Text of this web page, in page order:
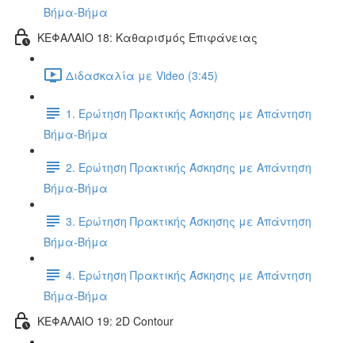
Βήμα-Βήμα
ΚΕΦΑΛΑΙΟ 18: Καθαρισμός Επιφάνειας
Διδασκαλία με Video (3:45)
1. Ερώτηση Πρακτικής Άσκησης με Απάντηση
Βήμα-Βήμα
2. Ερώτηση Πρακτικής Άσκησης με Απάντηση
Βήμα-Βήμα
3. Ερώτηση Πρακτικής Άσκησης με Απάντηση
Βήμα-Βήμα
4. Ερώτηση Πρακτικής Άσκησης με Απάντηση
Βήμα-Βήμα
ΚΕΦΑΛΑΙΟ 19: 2D Contour